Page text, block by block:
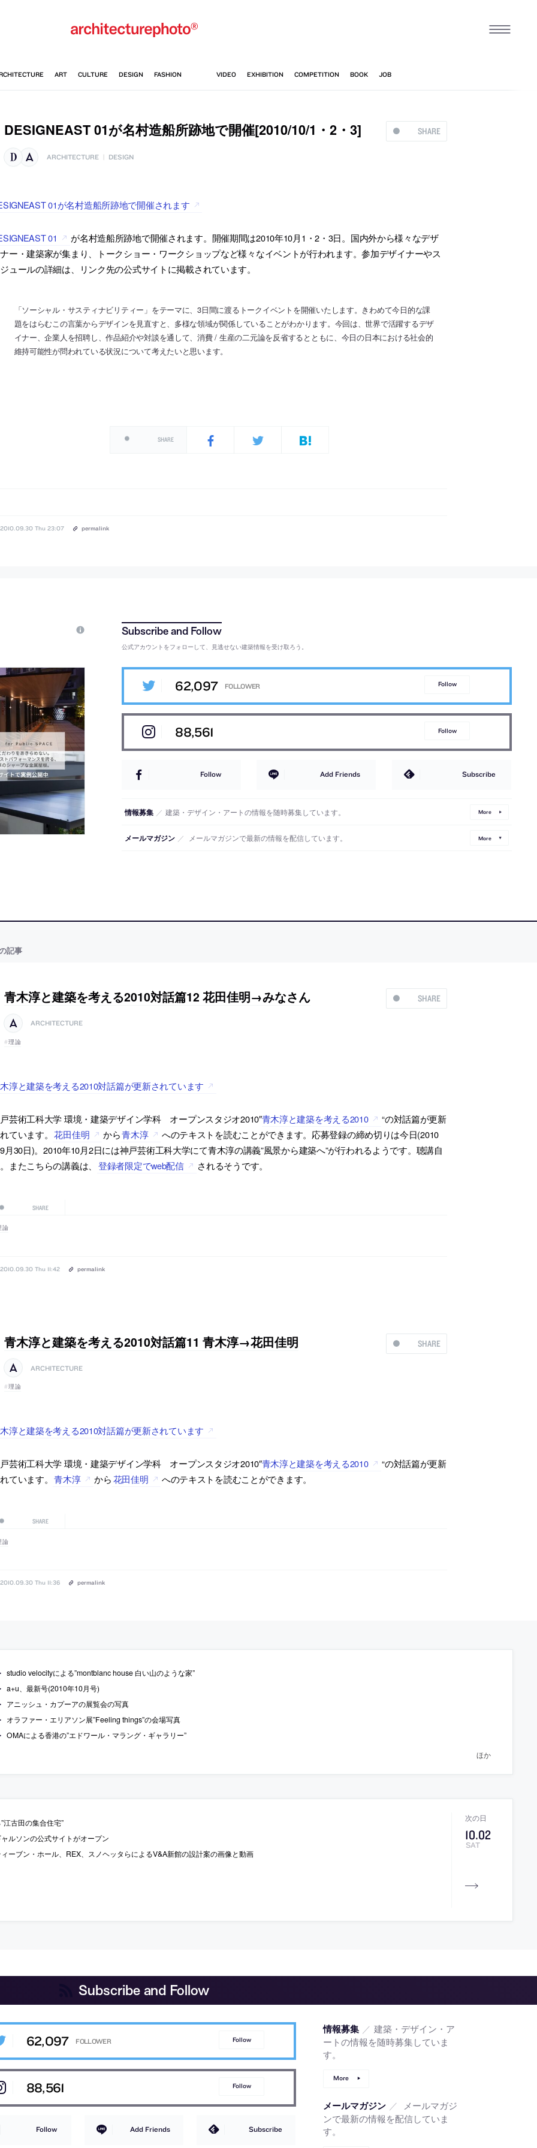
SHARE
DESIGNEAST 01が名村造船所跡地で開催[2010/10/1・2・3]
ARCHITECTURE DESIGN
01が名村造船所跡地で開催されます
01
が名村造船所跡地で開催されます。開催期間は2010年10月1・2・3日。国内外から様々なデザ
ー・建築家が集まり、トークショー・ワークショップなど様々なイベントが行われます。参加デザイナーやス
ュールの詳細は、リンク先の公式サイトに掲載されています。
「ソーシャル・サスティナビリティー」をテーマに、3日間に渡るトークイベントを開催いたします。きわめて今日的な課
題をはらむこの言葉からデザインを見直すと、多様な領域が関係していることがわかります。今回は、世界で活躍するデザ
イナー、企業人を招聘し、作品紹介や対談を通して、消費 / 生産の二元論を反省するとともに、今日の日本における社会的
維持可能性が問われている状況について考えたいと思います。
SHARE
2010.09.30 Thu 23:07 permalink
公式アカウントをフォローして、見逃せない建築情報を受け取ろう。
62,097 Follow
88,561 Follow
Follow Add Friends Subscribe
情報募集 ／ 建築・デザイン・アートの情報を随時募集しています。 More
メールマガジン ／ メールマガジンで最新の情報を配信しています。 More
記事
SHARE
青木淳と建築を考える2010対話篇12 花田佳明→みなさん
ARCHITECTURE
理論
淳と建築を考える2010対話篇が更新されています
芸術工科大学 環境・建築デザイン学科 オープンスタジオ2010″青木淳と建築を考える2010
“の対話篇が更新
ています。 花田佳明 から青木淳
へのテキストを読むことができます。応募登録の締め切りは今日(2010
月30日)。2010年10月2日には神戸芸術工科大学にて青木淳の講義”風景から建築へ”が行われるようです。聴講自
またこちらの講義は、 登録者限定でweb配信 されるそうです。
SHARE
論
2010.09.30 Thu 11:42 permalink
SHARE
青木淳と建築を考える2010対話篇11 青木淳→花田佳明
ARCHITECTURE
理論
淳と建築を考える2010対話篇が更新されています
芸術工科大学 環境・建築デザイン学科 オープンスタジオ2010″青木淳と建築を考える2010
“の対話篇が更新
ています。 青木淳 から花田佳明 へのテキストを読むことができます。
SHARE
論
2010.09.30 Thu 11:36 permalink
studio velocityによる”montblanc house 白い山のような家”
a+u、最新号(2010年10月号)
アニッシュ・カプーアの展覧会の写真
オラファー・エリアソン展”Feeling things”の会場写真
OMAによる香港の”エドワール・マラング・ギャラリー”
ほか
10.02
SAT
江古田の集合住宅”
ルソンの公式サイトがオープン
ーブン・ホール、REX、スノヘッタらによるV&A新館の設計案の画像と動画
Subscribe and Follow
62,097 Follow
88,561 Follow
Follow Add Friends Subscribe
情報募集 ／ 建築・デザイン・ア
ートの情報を随時募集していま
す。
More
メールマガジン ／
メールマガジ
ンで最新の情報を配信していま
す。